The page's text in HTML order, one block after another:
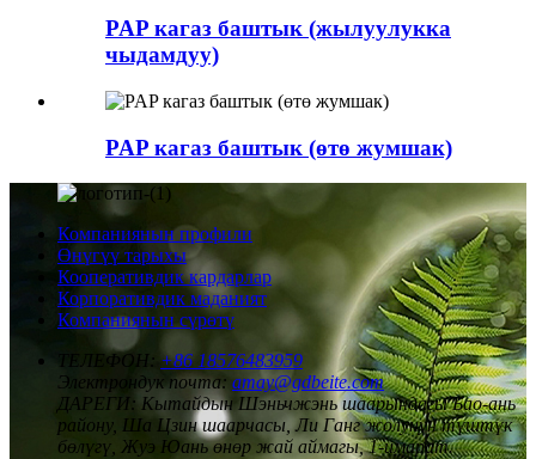
PAP кагаз баштык (жылуулукка
чыдамдуу)
PAP кагаз баштык (өтө жумшак)
Компаниянын профили
Өнүгүү тарыхы
Кооперативдик кардарлар
Корпоративдик маданият
Компаниянын сүрөтү
ТЕЛЕФОН: +86 18576483959
Электрондук почта: amay@gdbeite.com
ДАРЕГИ: Кытайдын Шэньчжэнь шаарындагы Бао-ань
району, Ша Цзин шаарчасы, Ли Ганг жолунун түштүк
бөлүгү, Жуэ Юань өнөр жай аймагы, 1-имарат.